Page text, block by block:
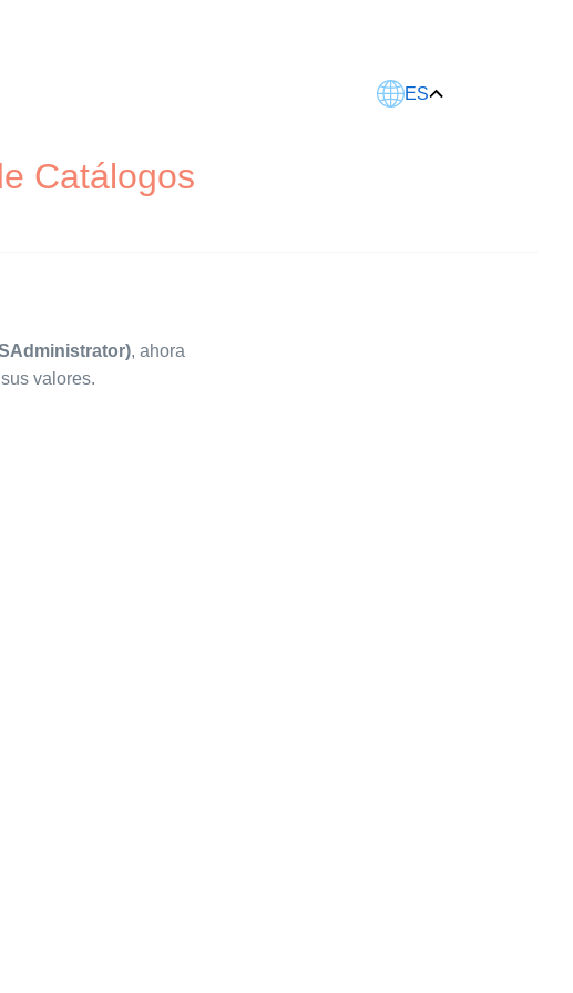
ES
Catálogos
, ahora
valores.